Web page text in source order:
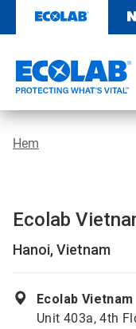
innehåll
Hem
Ecolab
Hanoi, Vietnam
Ecolab Vietnam
Unit 403a, 4th